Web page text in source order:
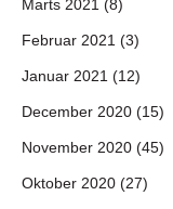
Marts 2021 (8)
Februar 2021 (3)
Januar 2021 (12)
December 2020 (15)
November 2020 (45)
Oktober 2020 (27)